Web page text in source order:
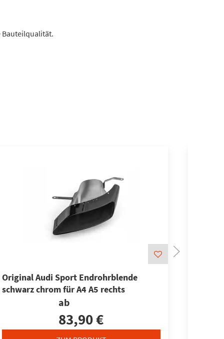
Bauteilqualität.
Original Audi Sport Endrohrblende
schwarz chrom für A4 A5 rechts
ab
83,90 €